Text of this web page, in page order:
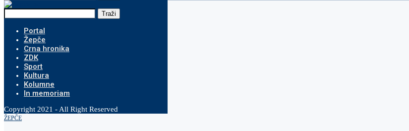
Traži
Portal
Žepče
Crna hronika
ZDK
Sport
Kultura
Kolumne
In memoriam
Copyright 2021 - All Right Reserved
ŽEPČE